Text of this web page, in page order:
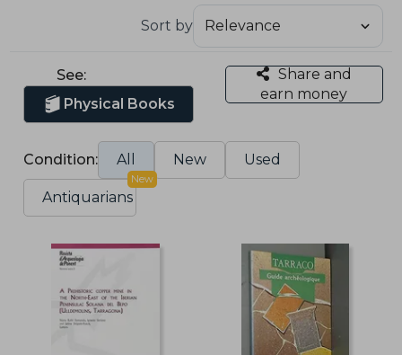
Sort by
See:
Physical Books
Share and
earn money
Condition: All New Used
Antiquarians
New